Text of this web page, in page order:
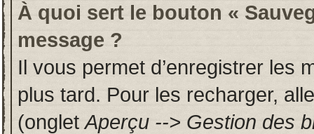
À quoi sert le bouton «
message ?
Il vous permet d’enregistrer les
plus tard. Pour les recharger,
(ongletAperçu --> Gestion des